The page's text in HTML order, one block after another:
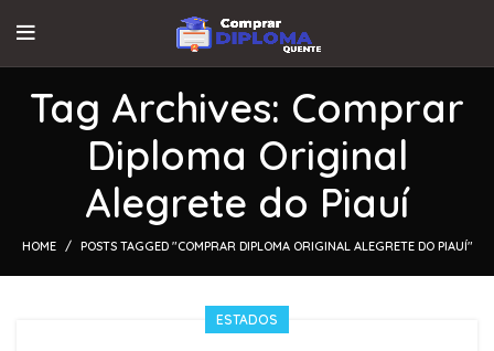
Tag Archives: Comprar
Diploma Original
Alegrete do Piauí
HOME POSTS TAGGED "COMPRAR DIPLOMA ORIGINAL ALEGRETE DO PIAUÍ"
ESTADOS